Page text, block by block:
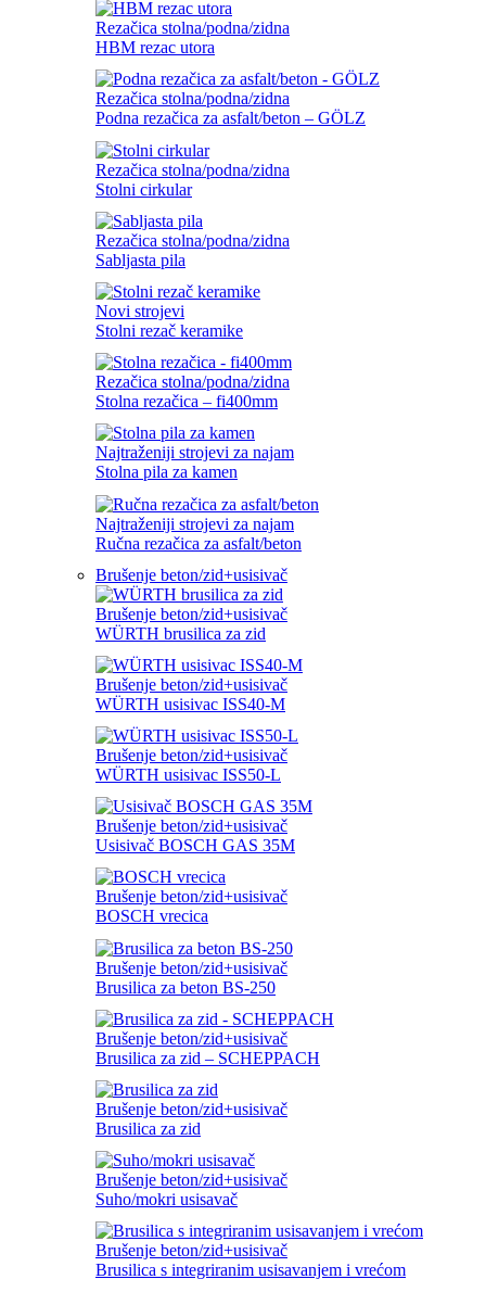
Rezačica stolna/podna/zidna
HBM rezac utora
Rezačica stolna/podna/zidna
Podna rezačica za asfalt/beton – GÖLZ
Rezačica stolna/podna/zidna
Stolni cirkular
Rezačica stolna/podna/zidna
Sabljasta pila
Novi strojevi
Stolni rezač keramike
Rezačica stolna/podna/zidna
Stolna rezačica – fi400mm
Najtraženiji strojevi za najam
Stolna pila za kamen
Najtraženiji strojevi za najam
Ručna rezačica za asfalt/beton
Brušenje beton/zid+usisivač
Brušenje beton/zid+usisivač
WÜRTH brusilica za zid
Brušenje beton/zid+usisivač
WÜRTH usisivac ISS40-M
Brušenje beton/zid+usisivač
WÜRTH usisivac ISS50-L
Brušenje beton/zid+usisivač
Usisivač BOSCH GAS 35M
Brušenje beton/zid+usisivač
BOSCH vrecica
Brušenje beton/zid+usisivač
Brusilica za beton BS-250
Brušenje beton/zid+usisivač
Brusilica za zid – SCHEPPACH
Brušenje beton/zid+usisivač
Brusilica za zid
Brušenje beton/zid+usisivač
Suho/mokri usisavač
Brušenje beton/zid+usisivač
Brusilica s integriranim usisavanjem i vrećom